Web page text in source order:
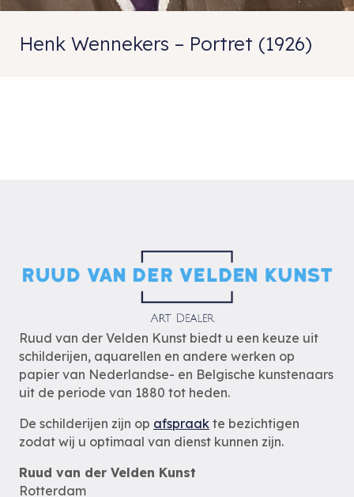
Henk Wennekers – Portret (1926)
Ruud van der Velden Kunst biedt u een keuze uit
schilderijen, aquarellen en andere werken op
papier van Nederlandse- en Belgische kunstenaars
uit de periode van 1880 tot heden.
De schilderijen zijn op afspraak te bezichtigen
zodat wij u optimaal van dienst kunnen zijn.
Ruud van der Velden Kunst
Rotterdam